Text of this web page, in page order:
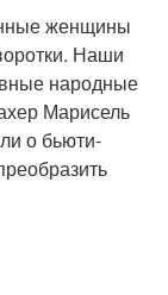
женщины
Наши
народные
Марисель
о бьюти-